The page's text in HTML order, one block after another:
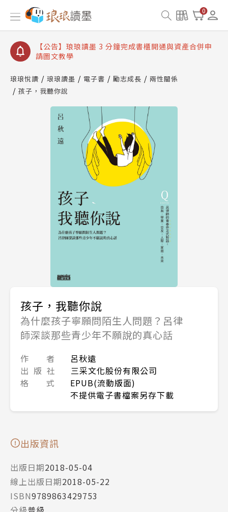
0
【公告】琅琅讀墨數位閱讀資產合併與書櫃開通申請
【公告】琅琅讀墨書櫃開通常見問題
【公告】琅琅讀墨 3 分鐘完成書櫃開通與資產合併申
請圖文教學
查詢
【公告】琅琅讀墨數位閱讀資產合併與書櫃開通申請
琅琅悅讀 琅琅讀墨 電子書 勵志成長
兩性關係
孩子，我聽你說
孩子，我聽你說
為什麼孩子寧願問陌生人問題？呂律
師深談那些青少年不願說的真心話
作 者
呂秋遠
出 版 社
三采文化股份有限公司
格 式
EPUB(流動版面)
不提供電子書檔案另存下載
出版資訊
出版日期2018-05-04
線上出版日期2018-05-22
ISBN9789863429753